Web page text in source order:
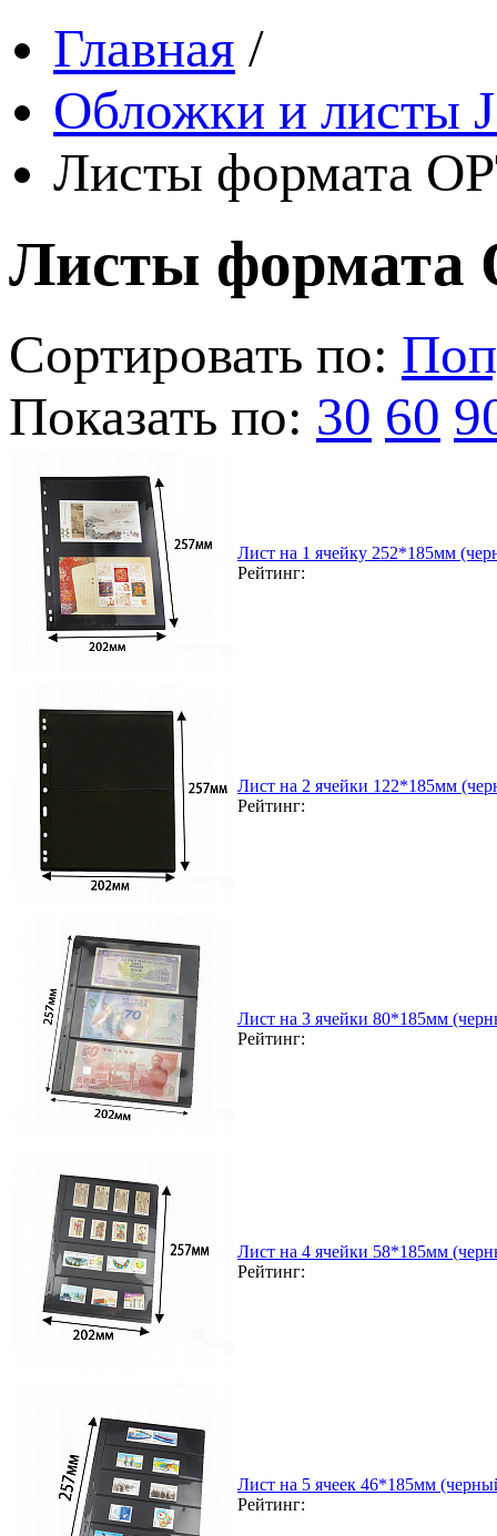
Главная /
Обложки и листы
Листы формата
Листы формата
Сортировать по:
Показать по: 30 60
Лист на 1 ячейку 252*185мм
Рейтинг:
Лист на 2 ячейки 122*185мм
Рейтинг:
Лист на 3 ячейки 80*185мм
Рейтинг:
Лист на 4 ячейки 58*185мм
Рейтинг:
Лист на 5 ячеек 46*185мм
Рейтинг: